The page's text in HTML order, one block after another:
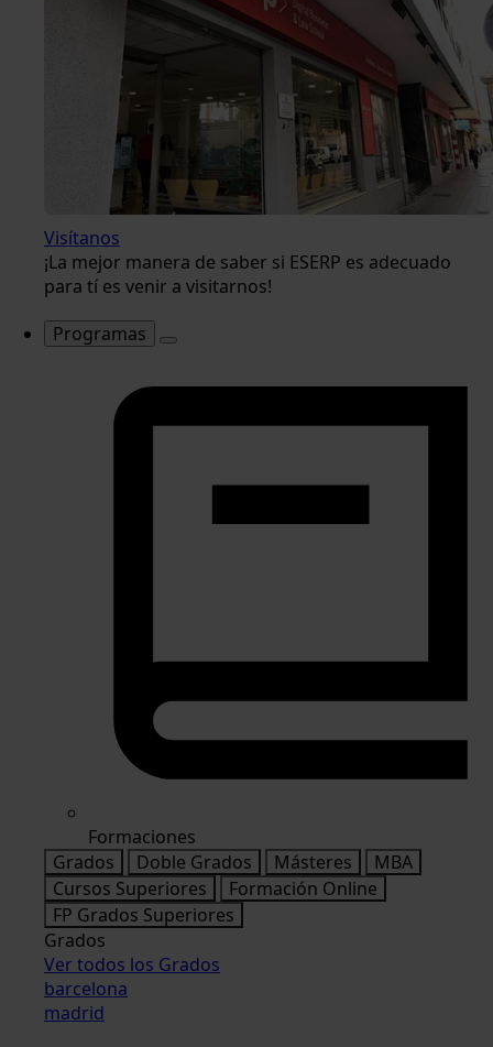
Visítanos
¡La mejor manera de saber si ESERP es adecuado
para tí es venir a visitarnos!
Programas
Formaciones
Grados
Doble Grados Másteres
MBA
Cursos Superiores
Formación Online
FP Grados Superiores
Grados
Ver todos los Grados
barcelona
madrid